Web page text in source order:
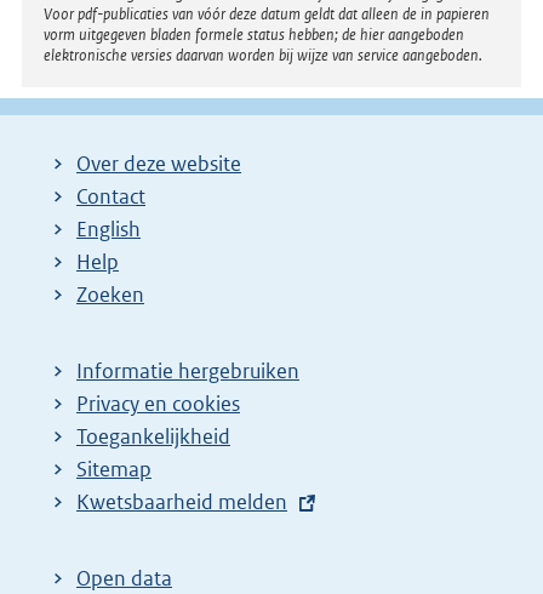
Voor pdf-publicaties van vóór deze datum geldt dat alleen de in papieren
vorm uitgegeven bladen formele status hebben; de hier aangeboden
elektronische versies daarvan worden bij wijze van service aangeboden.
Over deze website
Contact
English
Help
Zoeken
Informatie hergebruiken
Privacy en cookies
Toegankelijkheid
Sitemap
E
t
Kwetsbaarheid melden
Open data